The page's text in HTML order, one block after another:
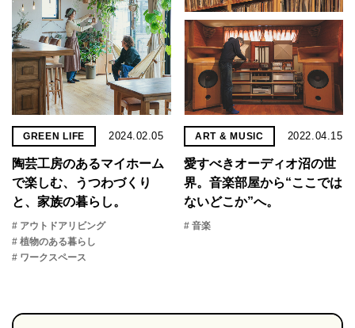
GREEN LIFE 2024.02.05
陶芸工房のあるマイホーム
で楽しむ、うつわづくり
と、家族の暮らし。
# アウトドアリビング
# 植物のある暮らし
# ワークスペース
ART & MUSIC 2022.04.15
愛すべきオーディオ沼の世
界。音楽部屋から“ここでは
ないどこか”へ。
# 音楽